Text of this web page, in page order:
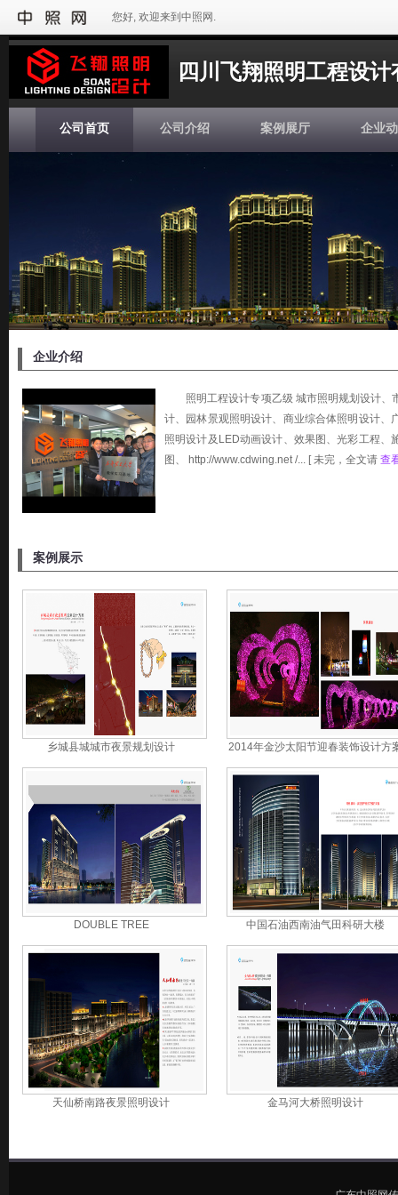
您好, 欢迎来到中照网.
四川飞翔照明工程设计
公司首页 公司介绍 案例展厅 企业
企业介绍
照明工程设计专项乙级 城市照明规划设计
计、园林景观照明设计、商业综合体照明设计
照明设计及LED动画设计、效果图、光彩工程
图、 http://www.cdwing.net /... [ 未完，全文请 查
案例展示
乡城县城城市夜景规划设计 2014年金沙太阳节迎春装饰设计方
DOUBLE TREE 中国石油西南油气田科研大楼
天仙桥南路夜景照明设计 金马河大桥照明设计